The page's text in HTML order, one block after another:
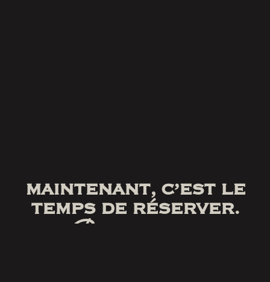
MAINTENANT, C’EST LE
TEMPS DE RÉSERVER.
Pas de farce.